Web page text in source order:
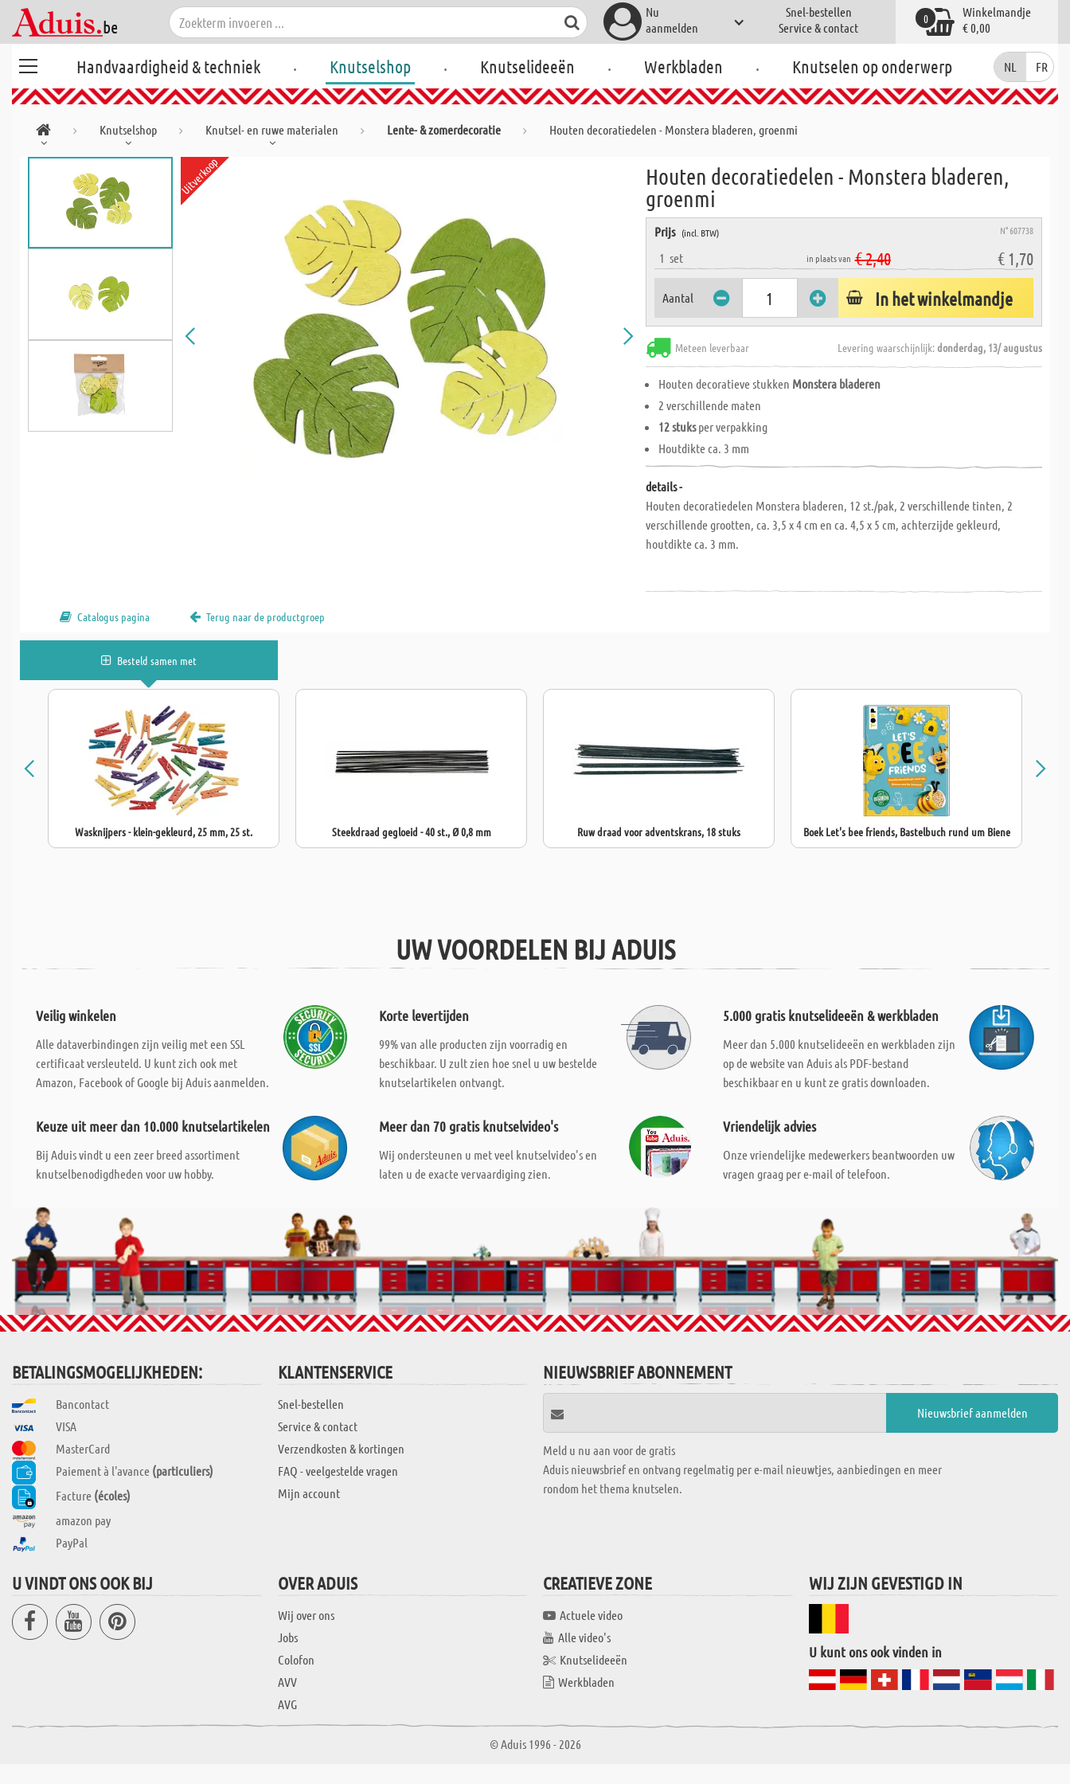
Nu
aanmelden
Snel-bestellen
Service & contact
Winkelmandje
€ 0,00
0
Handvaardigheid & techniek . Knutselshop . Knutselideeën . Werkbladen . Knutselen op onderwerp NL FR
Knutselshop Knutsel- en ruwe materialen Lente- & zomerdecoratie Houten decoratiedelen - Monstera bladeren, groenmi
Uitverkoop
Houten decoratiedelen - Monstera bladeren,
groenmi
Prijs (incl. BTW) N° 607738
1set in plaats van € 2,40 € 1,70
Aantal In het winkelmandje
Meteen leverbaar Levering waarschijnlijk:donderdag, 13/ augustus
Houten decoratieve stukken Monstera bladeren
2 verschillende maten
12 stuksper verpakking
Houtdikte ca. 3 mm
details -
Houten decoratiedelen Monstera bladeren, 12 st./pak, 2 verschillende tinten, 2
verschillende grootten, ca. 3,5 x 4 cm en ca. 4,5 x 5 cm, achterzijde gekleurd,
houtdikte ca. 3 mm.
Catalogus pagina Terug naar de productgroep
Besteld samen met
Wasknijpers - klein-gekleurd, 25 mm, 25 st. Steekdraad gegloeid - 40 st., Ø 0,8 mm Ruw draad voor adventskrans, 18 stuks Boek Let's bee friends, Bastelbuch rund um Biene
UW VOORDELEN BIJ ADUIS
Veilig winkelen
Alle dataverbindingen zijn veilig met een SSL
certificaat versleuteld. U kunt zich ook met
Amazon, Facebook of Google bij Aduis aanmelden.
Korte levertijden
99% van alle producten zijn voorradig en
beschikbaar. U zult zien hoe snel u uw bestelde
knutselartikelen ontvangt.
5.000 gratis knutselideeën & werkbladen
Meer dan 5.000 knutselideeën en werkbladen zijn
op de website van Aduis als PDF-bestand
beschikbaar en u kunt ze gratis downloaden.
Keuze uit meer dan 10.000 knutselartikelen
Bij Aduis vindt u een zeer breed assortiment
knutselbenodigdheden voor uw hobby.
Meer dan 70 gratis knutselvideo's
Wij ondersteunen u met veel knutselvideo's en
laten u de exacte vervaardiging zien.
Vriendelijk advies
Onze vriendelijke medewerkers beantwoorden uw
vragen graag per e-mail of telefoon.
BETALINGSMOGELIJKHEDEN:
Bancontact
VISA
MasterCard
Paiement à l'avance (particuliers)
Facture (écoles)
amazon pay
PayPal
KLANTENSERVICE
Snel-bestellen
Service & contact
Verzendkosten & kortingen
FAQ - veelgestelde vragen
Mijn account
NIEUWSBRIEF ABONNEMENT
Meld u nu aan voor de gratis
Aduis nieuwsbrief en ontvang regelmatig per e-mail nieuwtjes, aanbiedingen en meer
rondom het thema knutselen.
U VINDT ONS OOK BIJ OVER ADUIS
Wij over ons
Jobs
Colofon
AVV
AVG
CREATIEVE ZONE
Actuele video
Alle video's
Knutselideeën
Werkbladen
WIJ ZIJN GEVESTIGD IN
U kunt ons ook vinden in
© Aduis 1996 - 2026